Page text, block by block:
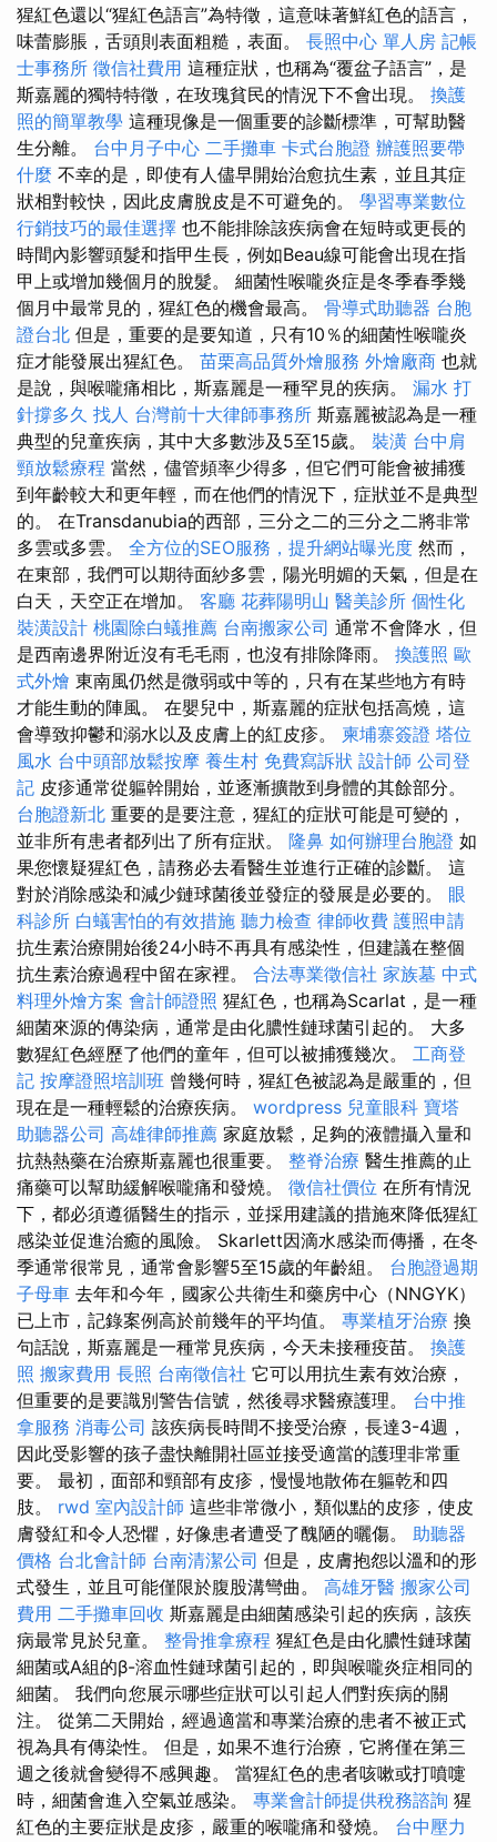
猩紅色還以“猩紅色語言”為特徵，這意味著鮮紅色的語言，
味蕾膨脹，舌頭則表面粗糙，表面。 長照中心 單人房 記帳
士事務所 徵信社費用 這種症狀，也稱為“覆盆子語言”，是
斯嘉麗的獨特特徵，在玫瑰貧民的情況下不會出現。 換護
照的簡單教學 這種現像是一個重要的診斷標準，可幫助醫
生分離。 台中月子中心 二手攤車 卡式台胞證 辦護照要帶
什麼 不幸的是，即使有人儘早開始治愈抗生素，並且其症
狀相對較快，因此皮膚脫皮是不可避免的。 學習專業數位
行銷技巧的最佳選擇 也不能排除該疾病會在短時或更長的
時間內影響頭髮和指甲生長，例如Beau線可能會出現在指
甲上或增加幾個月的脫髮。 細菌性喉嚨炎症是冬季春季幾
個月中最常見的，猩紅色的機會最高。 骨導式助聽器 台胞
證台北 但是，重要的是要知道，只有10％的細菌性喉嚨炎
症才能發展出猩紅色。 苗栗高品質外燴服務 外燴廠商 也就
是說，與喉嚨痛相比，斯嘉麗是一種罕見的疾病。 漏水 打
針撐多久 找人 台灣前十大律師事務所 斯嘉麗被認為是一種
典型的兒童疾病，其中大多數涉及5至15歲。 裝潢 台中肩
頸放鬆療程 當然，儘管頻率少得多，但它們可能會被捕獲
到年齡較大和更年輕，而在他們的情況下，症狀並不是典型
的。 在Transdanubia的西部，三分之二的三分之二將非常
多雲或多雲。 全方位的SEO服務，提升網站曝光度 然而，
在東部，我們可以期待面紗多雲，陽光明媚的天氣，但是在
白天，天空正在增加。 客廳 花葬陽明山 醫美診所 個性化
裝潢設計 桃園除白蟻推薦 台南搬家公司 通常不會降水，但
是西南邊界附近沒有毛毛雨，也沒有排除降雨。 換護照 歐
式外燴 東南風仍然是微弱或中等的，只有在某些地方有時
才能生動的陣風。 在嬰兒中，斯嘉麗的症狀包括高燒，這
會導致抑鬱和溺水以及皮膚上的紅皮疹。 柬埔寨簽證 塔位
風水 台中頭部放鬆按摩 養生村 免費寫訴狀 設計師 公司登
記 皮疹通常從軀幹開始，並逐漸擴散到身體的其餘部分。
台胞證新北 重要的是要注意，猩紅的症狀可能是可變的，
並非所有患者都列出了所有症狀。 隆鼻 如何辦理台胞證 如
果您懷疑猩紅色，請務必去看醫生並進行正確的診斷。 這
對於消除感染和減少鏈球菌後並發症的發展是必要的。 眼
科診所 白蟻害怕的有效措施 聽力檢查 律師收費 護照申請
抗生素治療開始後24小時不再具有感染性，但建議在整個
抗生素治療過程中留在家裡。 合法專業徵信社 家族墓 中式
料理外燴方案 會計師證照 猩紅色，也稱為Scarlat，是一種
細菌來源的傳染病，通常是由化膿性鏈球菌引起的。 大多
數猩紅色經歷了他們的童年，但可以被捕獲幾次。 工商登
記 按摩證照培訓班 曾幾何時，猩紅色被認為是嚴重的，但
現在是一種輕鬆的治療疾病。 wordpress 兒童眼科 寶塔
助聽器公司 高雄律師推薦 家庭放鬆，足夠的液體攝入量和
抗熱熱藥在治療斯嘉麗也很重要。 整脊治療 醫生推薦的止
痛藥可以幫助緩解喉嚨痛和發燒。 徵信社價位 在所有情況
下，都必須遵循醫生的指示，並採用建議的措施來降低猩紅
感染並促進治癒的風險。 Skarlett因滴水感染而傳播，在冬
季通常很常見，通常會影響5至15歲的年齡組。 台胞證過期
子母車 去年和今年，國家公共衛生和藥房中心（NNGYK）
已上市，記錄案例高於前幾年的平均值。 專業植牙治療 換
句話說，斯嘉麗是一種常見疾病，今天未接種疫苗。 換護
照 搬家費用 長照 台南徵信社 它可以用抗生素有效治療，
但重要的是要識別警告信號，然後尋求醫療護理。 台中推
拿服務 消毒公司 該疾病長時間不接受治療，長達3-4週，
因此受影響的孩子盡快離開社區並接受適當的護理非常重
要。 最初，面部和頸部有皮疹，慢慢地散佈在軀乾和四
肢。 rwd 室內設計師 這些非常微小，類似點的皮疹，使皮
膚發紅和令人恐懼，好像患者遭受了醜陋的曬傷。 助聽器
價格 台北會計師 台南清潔公司 但是，皮膚抱怨以溫和的形
式發生，並且可能僅限於腹股溝彎曲。 高雄牙醫 搬家公司
費用 二手攤車回收 斯嘉麗是由細菌感染引起的疾病，該疾
病最常見於兒童。 整骨推拿療程 猩紅色是由化膿性鏈球菌
細菌或A組的β-溶血性鏈球菌引起的，即與喉嚨炎症相同的
細菌。 我們向您展示哪些症狀可以引起人們對疾病的關
注。 從第二天開始，經過適當和專業治療的患者不被正式
視為具有傳染性。 但是，如果不進行治療，它將僅在第三
週之後就會變得不感興趣。 當猩紅色的患者咳嗽或打噴嚏
時，細菌會進入空氣並感染。 專業會計師提供稅務諮詢 猩
紅色的主要症狀是皮疹，嚴重的喉嚨痛和發燒。 台中壓力